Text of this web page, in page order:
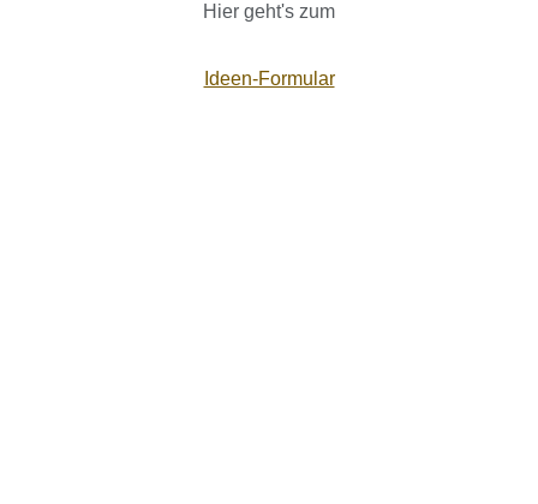
Hier geht's zum
Ideen-Formular